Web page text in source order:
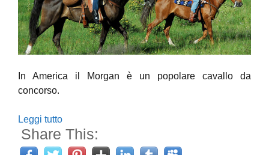
In America il Morgan è un popolare cavallo da
concorso.
Leggi tutto
Share This: